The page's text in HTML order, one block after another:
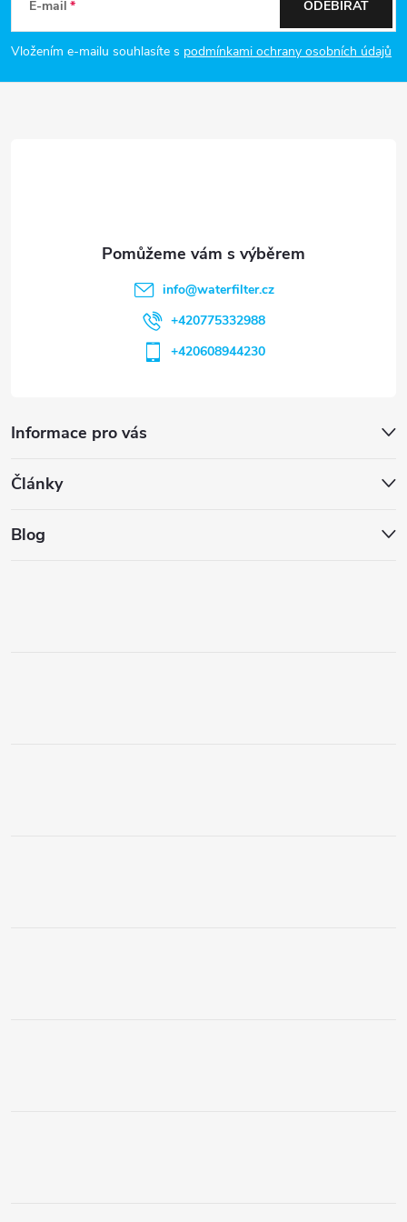
p
a
E-mail
Vložením e-mailu souhlasíte s podmínkami ochrany osobních údajů
ODEBÍRAT
Informace pro vás
Články
Blog
info@waterfilter.cz
+420775332988
+420608944230